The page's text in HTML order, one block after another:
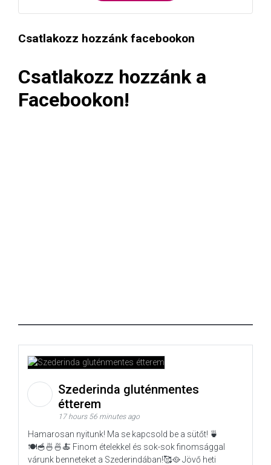
Csatlakozz hozzánk facebookon
Csatlakozz hozzánk a
Facebookon!
Szederinda gluténmentes
étterem
17 hours 56 minutes ago
Hamarosan nyitunk! Ma se kapcsold be a sütőt! 🍵
🍽️🥣🍜🍜🍝 Finom ételekkel és sok-sok finomsággal
várunk benneteket a Szederindában!🥰🥘 Jövő heti